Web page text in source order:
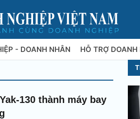
- DOANH NHÂN HỖ TRỢ DOANH
130 thành máy bay